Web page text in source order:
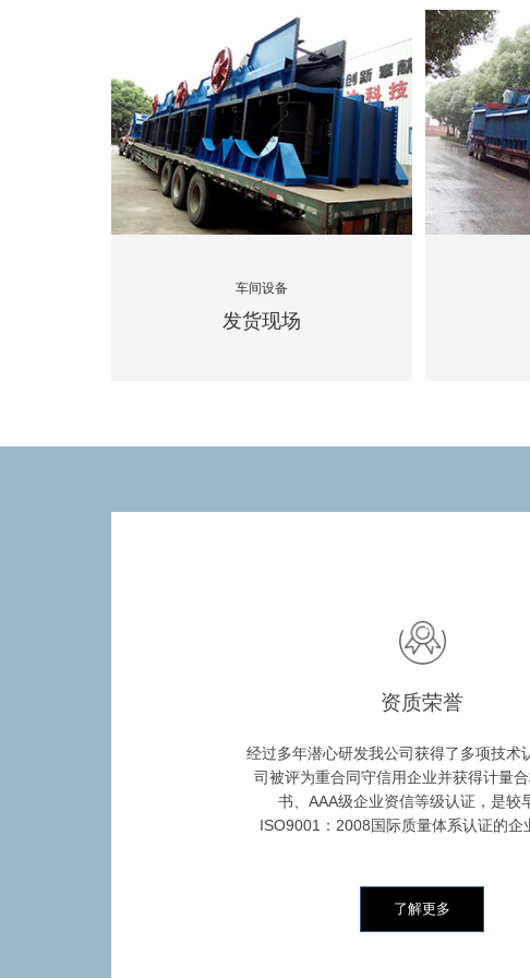
车间设备
发货现场
资质荣誉
经过多年潜心研发我公司获得了多项技术
司被评为重合同守信用企业并获得计量
书、AAA级企业资信等级认证，是较
ISO9001：2008国际质量体系认证的企
了解更多